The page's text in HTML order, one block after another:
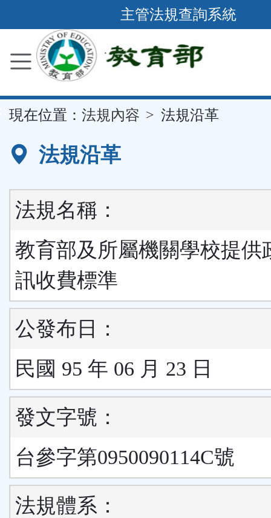
到
要
容
區
主管法規查詢系統
現在位置： 法規內容 法規沿革
法規沿革
法規名稱：
教育部及所屬機關學校提供
訊收費標準
公發布日：
民國 95 年 06 月 23 日
發文字號：
台參字第0950090114C號
法規體系：